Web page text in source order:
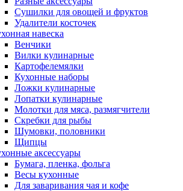
Сушилки для овощей и фруктов
Удалители косточек
навеска
Венчики
Вилки кулинарные
Картофелемялки
Кухонные наборы
Ложки кулинарные
Лопатки кулинарные
Молотки для мяса, размягчители
Скребки для рыбы
Шумовки, половники
Щипцы
аксессуары
Бумага, пленка, фольга
Весы кухонные
Для заваривания чая и кофе